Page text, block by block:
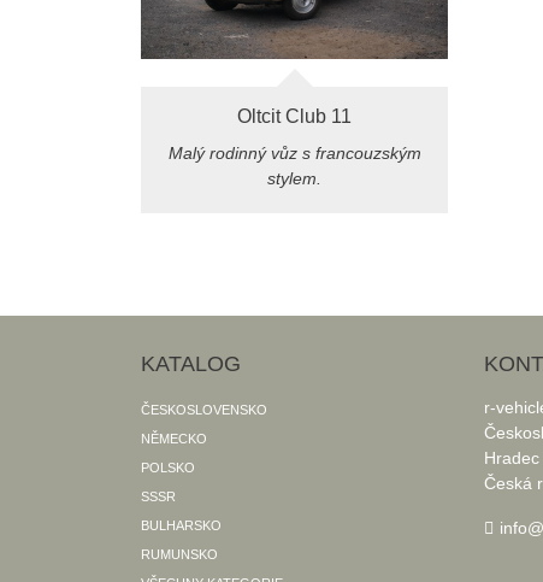
Oltcit Club 11
Malý rodinný vůz s francouzským
stylem.
KATALOG
ČESKOSLOVENSKO
NĚMECKO
POLSKO
SSSR
BULHARSKO
RUMUNSKO
r-
Česká